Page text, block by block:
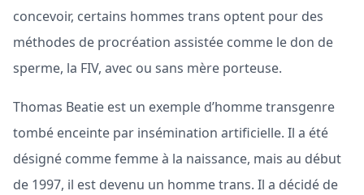
concevoir, certains hommes trans optent pour des
méthodes de procréation assistée comme le don de
sperme, la FIV, avec ou sans mère porteuse.
Thomas Beatie est un exemple d’homme transgenre
tombé enceinte par insémination artificielle. Il a été
désigné comme femme à la naissance, mais au début
de 1997, il est devenu un homme trans. Il a décidé de